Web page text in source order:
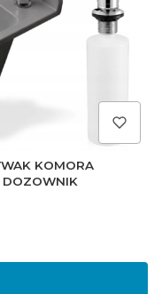
KOMORA
DOZOWNIK